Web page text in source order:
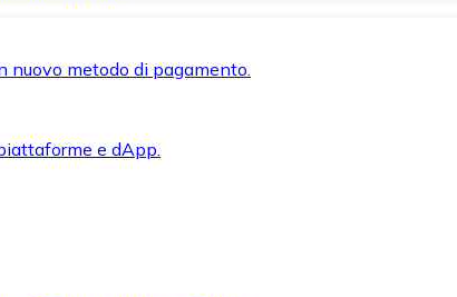
nuovo metodo di pagamento.
e dApp.